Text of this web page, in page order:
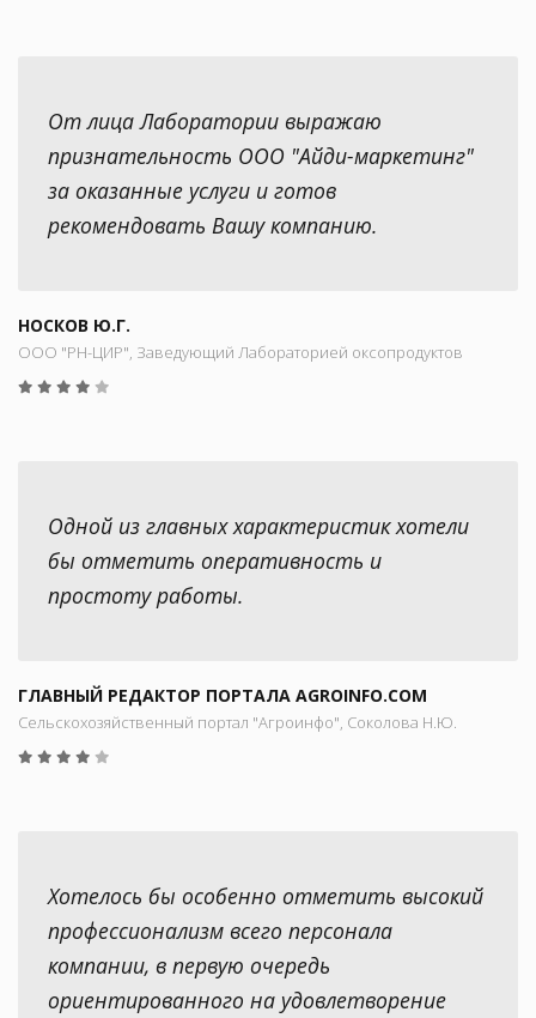
От лица Лаборатории выражаю
признательность ООО "Айди-маркетинг"
за оказанные услуги и готов
рекомендовать Вашу компанию.
НОСКОВ Ю.Г.
ООО "РН-ЦИР", Заведующий Лабораторией оксопродуктов
Одной из главных характеристик хотели
бы отметить оперативность и
простоту работы.
ГЛАВНЫЙ РЕДАКТОР ПОРТАЛА AGROINFO.COM
Сельскохозяйственный портал "Агроинфо", Соколова Н.Ю.
Хотелось бы особенно отметить высокий
профессионализм всего персонала
компании, в первую очередь
ориентированного на удовлетворение